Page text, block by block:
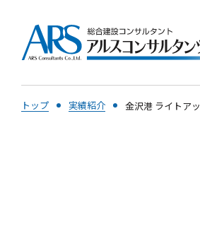
トップ 実績紹介 金沢港 ライトア